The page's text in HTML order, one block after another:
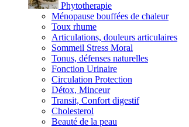
Phytotherapie
Ménopause bouffées de chaleur
Toux rhume
Articulations, douleurs articulaires
Sommeil Stress Moral
Tonus, défenses naturelles
Fonction Urinaire
Circulation Protection
Détox, Minceur
Transit, Confort digestif
Cholesterol
Beauté de la peau